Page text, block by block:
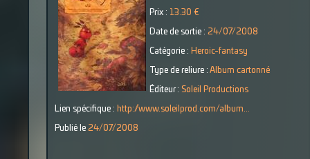
Prix : 13.30 €
Date de sortie : 24/07/2008
Catégorie : Heroic-fantasy
Type de reliure : Album cartonné
Éditeur : Soleil Productions
Lien spécifique : http://www.soleilprod.com/album...
Publié le 24/07/2008